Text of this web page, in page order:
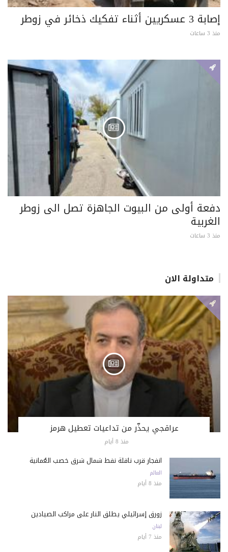
إصابة 3 عسكريين أثناء تفكيك ذخائر في زوطر
منذ 3 ساعات
دفعة أولى من البيوت الجاهزة تصل الى زوطر
الغربية
منذ 3 ساعات
متداولة الان
عراقجي يحذّر من تداعيات تعطيل هرمز
منذ 8 أيام
انفجار قرب ناقلة نفط شمال شرق خصب العُمانية
العالم
منذ 8 أيام
زورق إسرائيلي يطلق النار على مراكب الصيادين
لبنان
منذ 7 أيام